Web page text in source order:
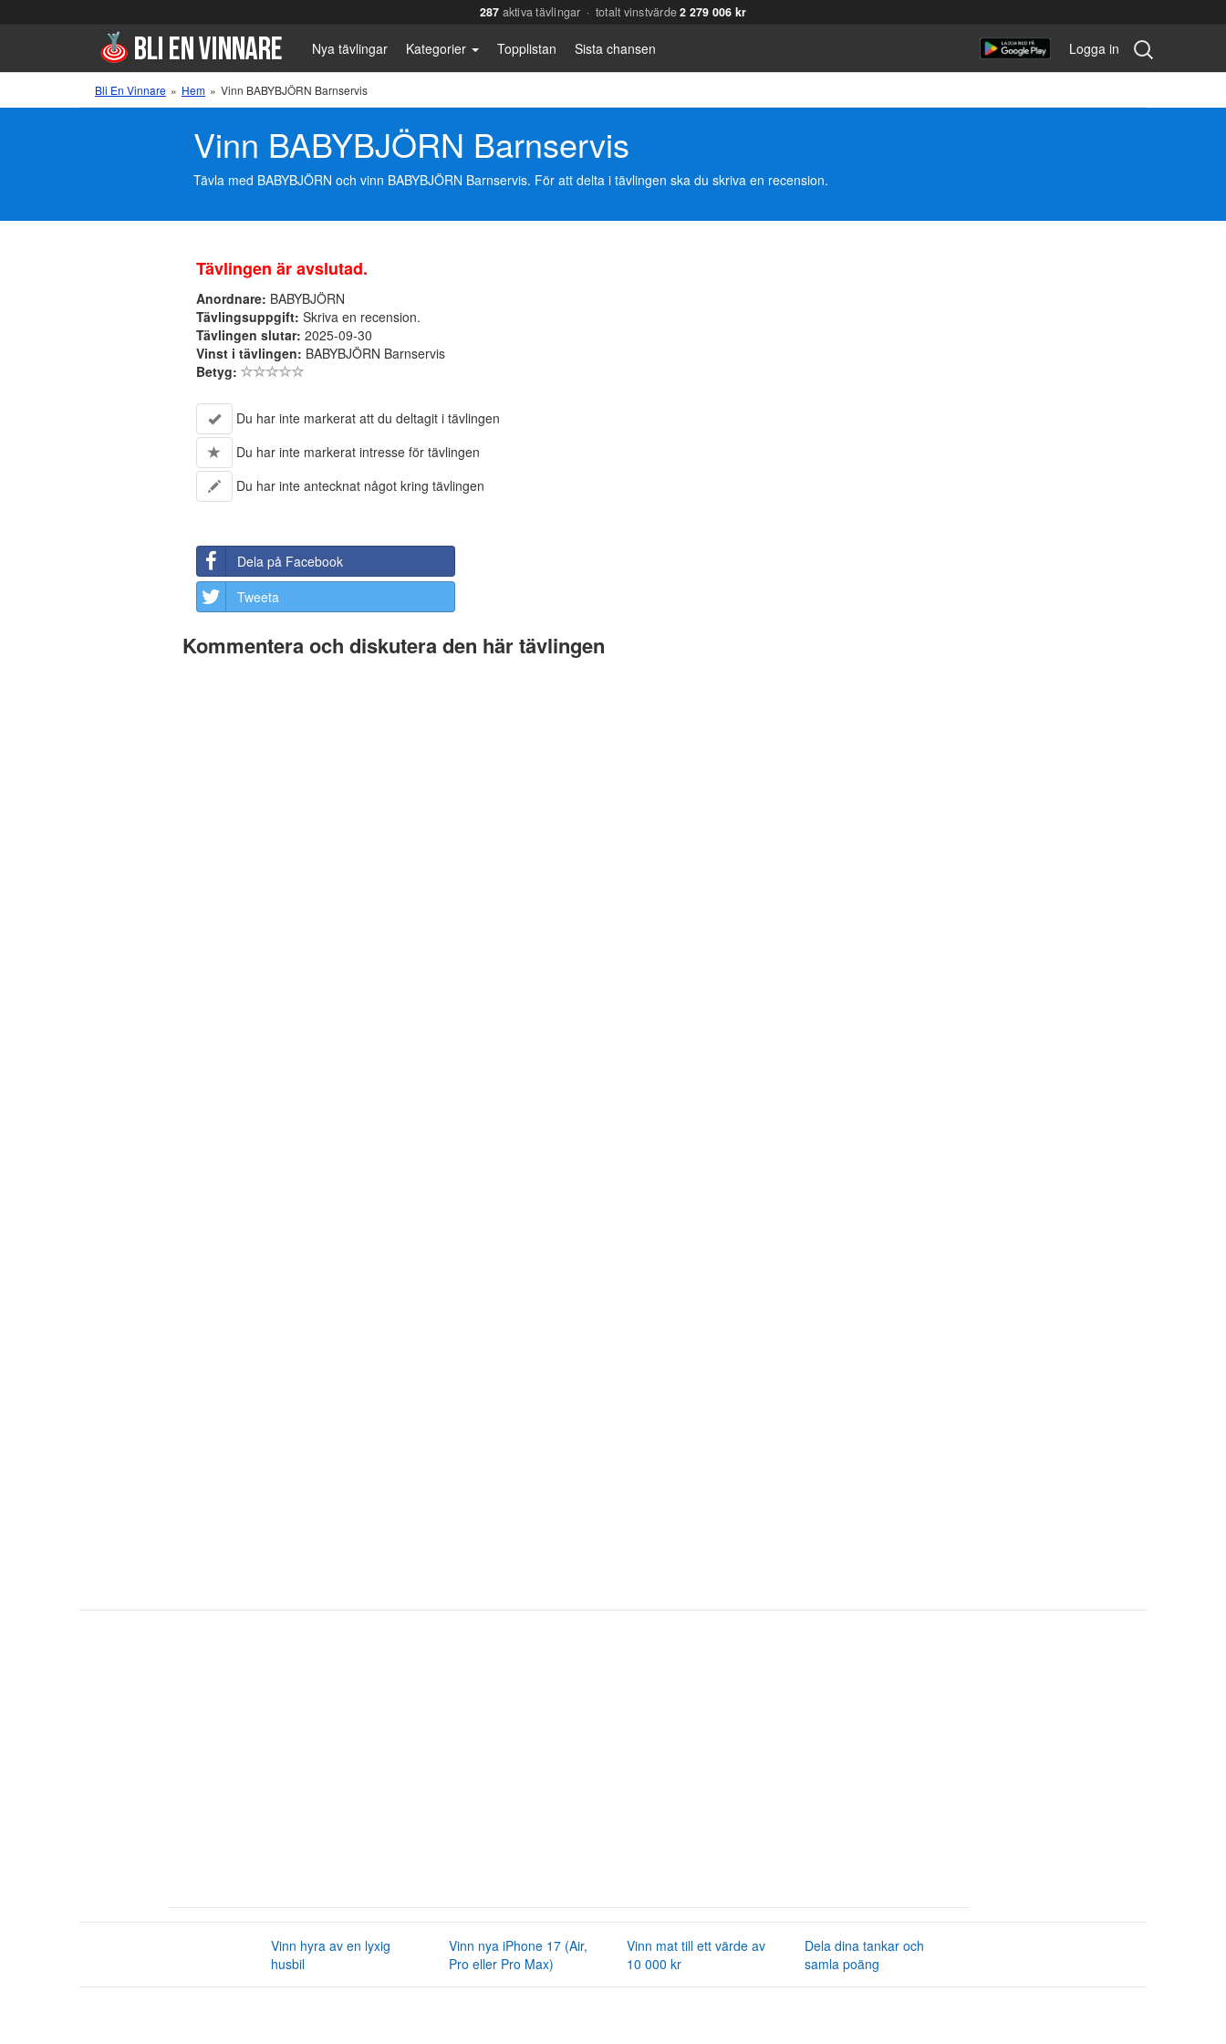
287 aktiva tävlingar · totalt vinstvärde2 279 006 kr
Nya tävlingar Kategorier Topplistan Sista chansen Logga in
Sök
tävling:
Bli En Vinnare » Hem » Vinn BABYBJÖRN Barnservis
Vinn BABYBJÖRN Barnservis
Tävla med BABYBJÖRN och vinn BABYBJÖRN Barnservis. För att delta i tävlingen ska du skriva en recension.
Tävlingen är avslutad.
Anordnare: BABYBJÖRN
Tävlingsuppgift: Skriva en recension.
Tävlingen slutar: 2025-09-30
Vinst i tävlingen: BABYBJÖRN Barnservis
Betyg:
Du har inte markerat att du deltagit i tävlingen
Du har inte markerat intresse för tävlingen
Du har inte antecknat något kring tävlingen
Dela på Facebook
Tweeta
Kommentera och diskutera den här tävlingen
Vinn hyra av en lyxig
husbil
Vinn nya iPhone 17 (Air,
Pro eller Pro Max)
Vinn mat till ett värde av
10 000 kr
Dela dina tankar och
samla poäng